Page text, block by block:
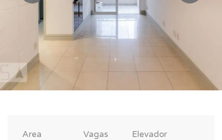
Area
Vagas
Elevador